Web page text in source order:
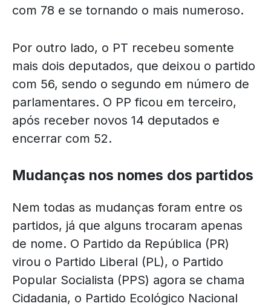
com 78 e se tornando o mais numeroso.
Por outro lado, o PT recebeu somente
mais dois deputados, que deixou o partido
com 56, sendo o segundo em número de
parlamentares. O PP ficou em terceiro,
após receber novos 14 deputados e
encerrar com 52.
Mudanças nos nomes dos partidos
Nem todas as mudanças foram entre os
partidos, já que alguns trocaram apenas
de nome. O Partido da República (PR)
virou o Partido Liberal (PL), o Partido
Popular Socialista (PPS) agora se chama
Cidadania, o Partido Ecológico Nacional